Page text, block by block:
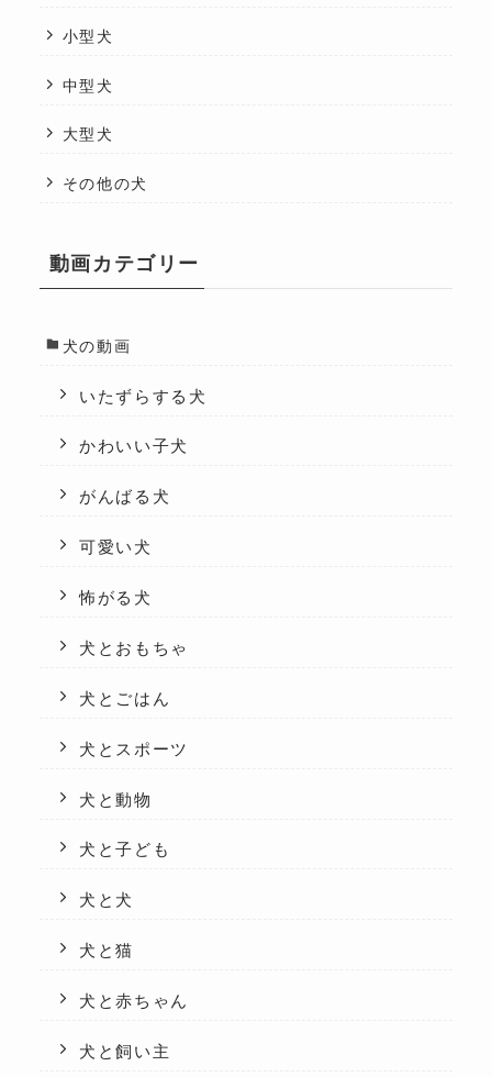
小型犬
中型犬
大型犬
その他の犬
動画カテゴリー
犬の動画
いたずらする犬
かわいい子犬
がんばる犬
可愛い犬
怖がる犬
犬とおもちゃ
犬とごはん
犬とスポーツ
犬と動物
犬と子ども
犬と犬
犬と猫
犬と赤ちゃん
犬と飼い主